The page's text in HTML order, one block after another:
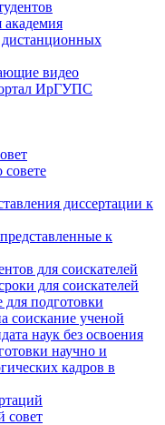
академия
видео
ИрГУПС
диссертации к
к
для соискателей
для соискателей
подготовки
соискание ученой
наук без освоения
научно и
кадров в
совет